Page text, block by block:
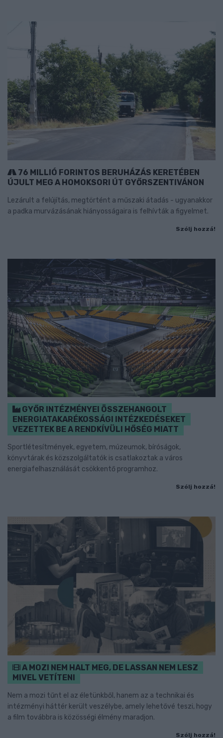
76 MILLIÓ FORINTOS BERUHÁZÁS KERETÉBEN
ÚJULT MEG A HOMOKSORI ÚT GYŐRSZENTIVÁNON
Lezárult a felújítás, megtörtént a műszaki átadás - ugyanakkor
a padka murvázásának hiányosságaira is felhívták a figyelmet.
Szólj hozzá!
GYŐR INTÉZMÉNYEI ÖSSZEHANGOLT
ENERGIATAKARÉKOSSÁGI INTÉZKEDÉSEKET
VEZETTEK BE A RENDKÍVÜLI HŐSÉG MIATT
Sportlétesítmények, egyetem, múzeumok, bíróságok,
könyvtárak és közszolgáltatók is csatlakoztak a város
energiafelhasználását csökkentő programhoz.
Szólj hozzá!
A MOZI NEM HALT MEG, DE LASSAN NEM LESZ
MIVEL VETÍTENI
Nem a mozi tűnt el az életünkből, hanem az a technikai és
intézményi háttér került veszélybe, amely lehetővé teszi, hogy
a film továbbra is közösségi élmény maradjon.
Szólj hozzá!